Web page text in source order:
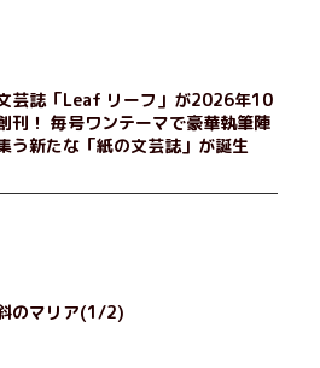
「台湾映画祭」を催したり。50代
友情とささやかな幸せの日々を描く。
芸誌「Leaf リーフ」が2026年10
刊！ 毎号ワンテーマで豪華執筆陣
う新たな「紙の文芸誌」が誕生
のマリア(1/2)